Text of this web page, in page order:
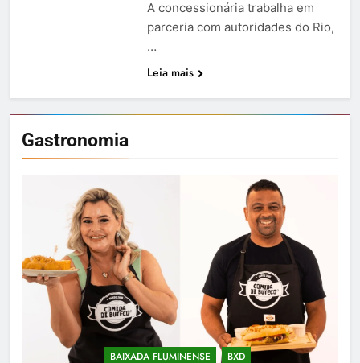
Gastronomia
BAIXADA FLUMINENSE BXD
A concessionária trabalha em
parceria com autoridades do Rio,
…
Leia mais